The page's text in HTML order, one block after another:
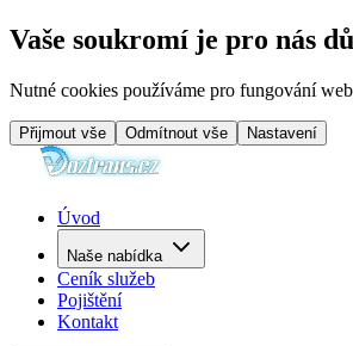
Vaše soukromí je pro nás
Nutné cookies používáme pro fungování
Přijmout vše Odmítnout vše Nastavení
Úvod
Naše nabídka
Ceník služeb
Pojištění
Kontakt